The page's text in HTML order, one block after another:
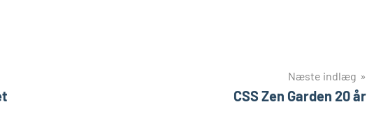
Næste indlæg
CSS Zen Garden 20 år